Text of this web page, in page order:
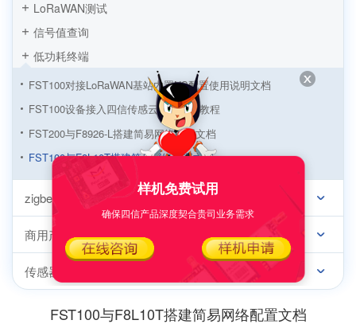
LoRaWAN测试
信号值查询
低功耗终端
FST100对接LoRaWAN基站内置NS配置使用说明文档
FST100设备接入四信传感云简易配置教程
FST200与F8926-L搭建简易网络配置文档
FST100与F8L10T搭建简易网络配置文档
zigbee
商用产品
传感器终端
FST100与F8L10T搭建简易网络配置文档
样机免费试用
确保四信产品深度契合贵司业务需求